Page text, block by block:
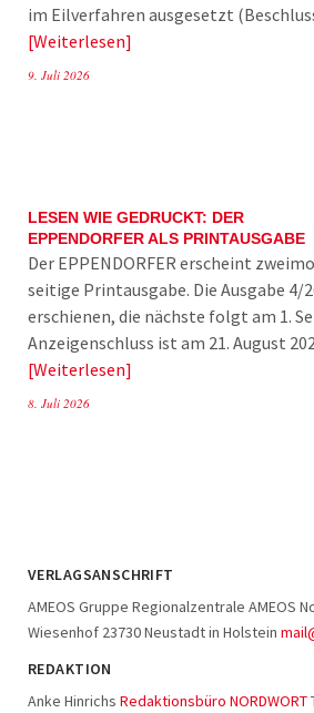
im Eilverfahren ausgesetzt
Weiterlesen
9. Juli 2026
LESEN WIE GEDRUCKT: DER
EPPENDORFER ALS PRINTAUSGABE
Der EPPENDORFER erscheint
seitige Printausgabe. Die Ausgabe 4/
erschienen, die nächste folgt am 1.
Anzeigenschluss ist am 21. August
Weiterlesen
8. Juli 2026
VERLAGSANSCHRIFT
AMEOS Gruppe Regionalzentrale AMEOS
Wiesenhof 23730 Neustadt in Holstein
REDAKTION
Anke Hinrichs Redaktionsbüro NORDWORT